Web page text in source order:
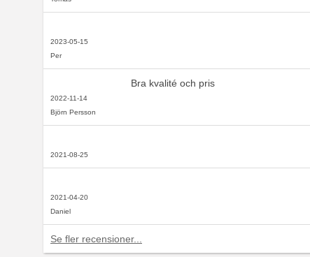
2023-05-15
Per
2022-11-14
Björn Persson
Bra kvalité och pris
2021-08-25
2021-04-20
Daniel
Se fler recensioner...